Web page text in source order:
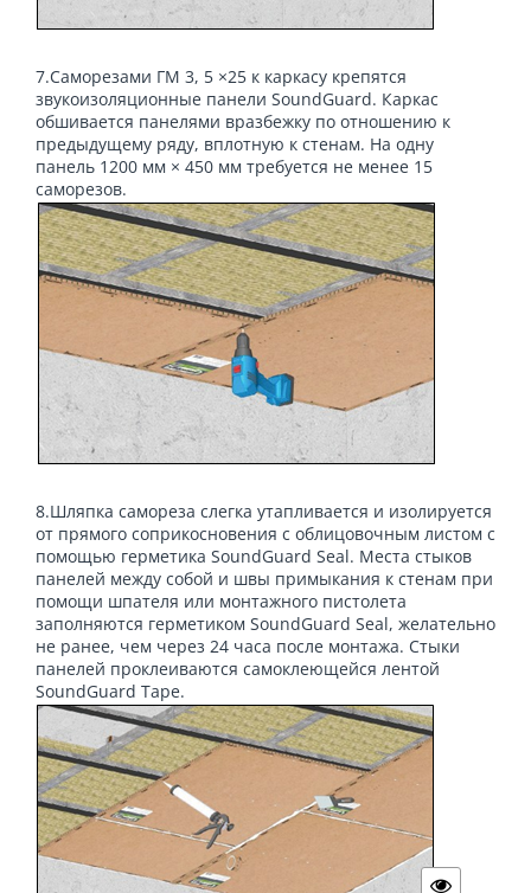
7.Саморезами ГМ 3, 5 ×25 к каркасу крепятся
звукоизоляционные панели SoundGuard. Каркас
обшивается панелями вразбежку по отношению к
предыдущему ряду, вплотную к стенам. На одну
панель 1200 мм × 450 мм требуется не менее 15
саморезов.
8.Шляпка самореза слегка утапливается и изолируется
от прямого соприкосновения с облицовочным листом с
помощью герметика SoundGuard Seal. Места стыков
панелей между собой и швы примыкания к стенам при
помощи шпателя или монтажного пистолета
заполняются герметиком SoundGuard Seal, желательно
не ранее, чем через 24 часа после монтажа. Стыки
панелей проклеиваются самоклеющейся лентой
SoundGuard Tape.